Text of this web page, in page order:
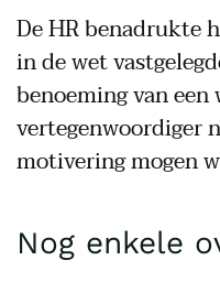
De HR benadrukte
in de wet
benoeming van
vertegenwoordiger
motivering mogen
Nog enkele